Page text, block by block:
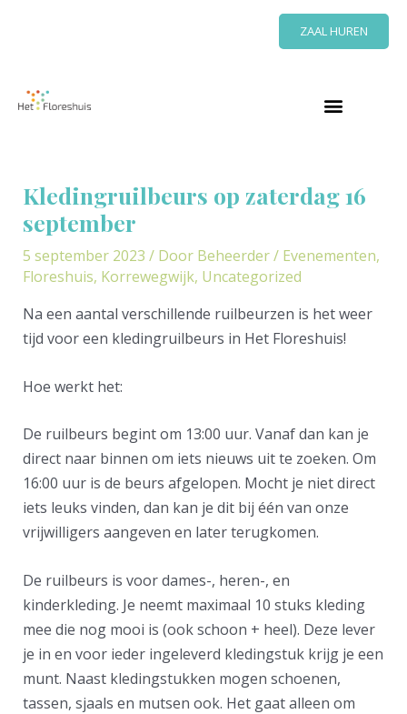
ZAAL HUREN
Kledingruilbeurs op zaterdag 16
september
5 september 2023 / Door Beheerder/ Evenementen,
Floreshuis, Korrewegwijk, Uncategorized
Na een aantal verschillende ruilbeurzen is het weer
tijd voor een kledingruilbeurs in Het Floreshuis!
Hoe werkt het:
De ruilbeurs begint om 13:00 uur. Vanaf dan kan je
direct naar binnen om iets nieuws uit te zoeken. Om
16:00 uur is de beurs afgelopen. Mocht je niet direct
iets leuks vinden, dan kan je dit bij één van onze
vrijwilligers aangeven en later terugkomen.
De ruilbeurs is voor dames-, heren-, en
kinderkleding. Je neemt maximaal 10 stuks kleding
mee die nog mooi is (ook schoon + heel). Deze lever
je in en voor ieder ingeleverd kledingstuk krijg je een
munt. Naast kledingstukken mogen schoenen,
tassen, sjaals en mutsen ook. Het gaat alleen om